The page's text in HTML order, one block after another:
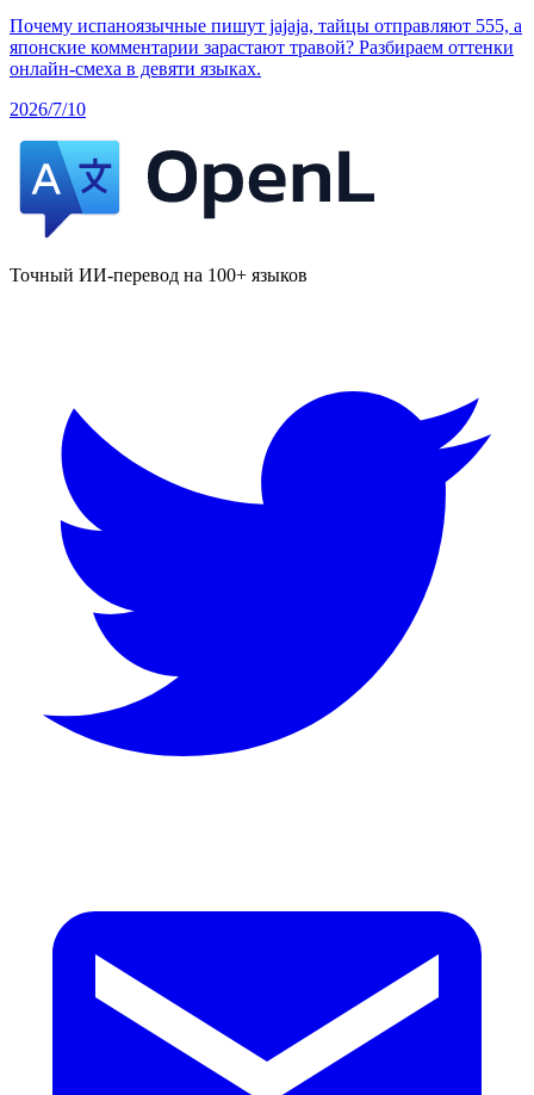
Почему испаноязычные пишут jajaja, тайцы отправляют 555, а
японские комментарии зарастают травой? Разбираем оттенки
онлайн-смеха в девяти языках.
2026/7/10
Точный ИИ-перевод на 100+ языков